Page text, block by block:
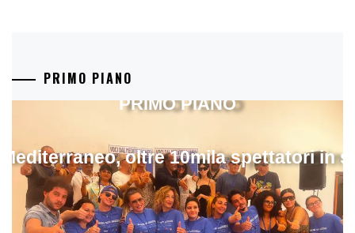
PRIMO PIANO
oltre 10mila spettatori in
PRIMO PIANO